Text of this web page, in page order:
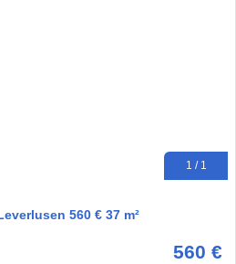
1 / 1
560 € 37 m²
560 €